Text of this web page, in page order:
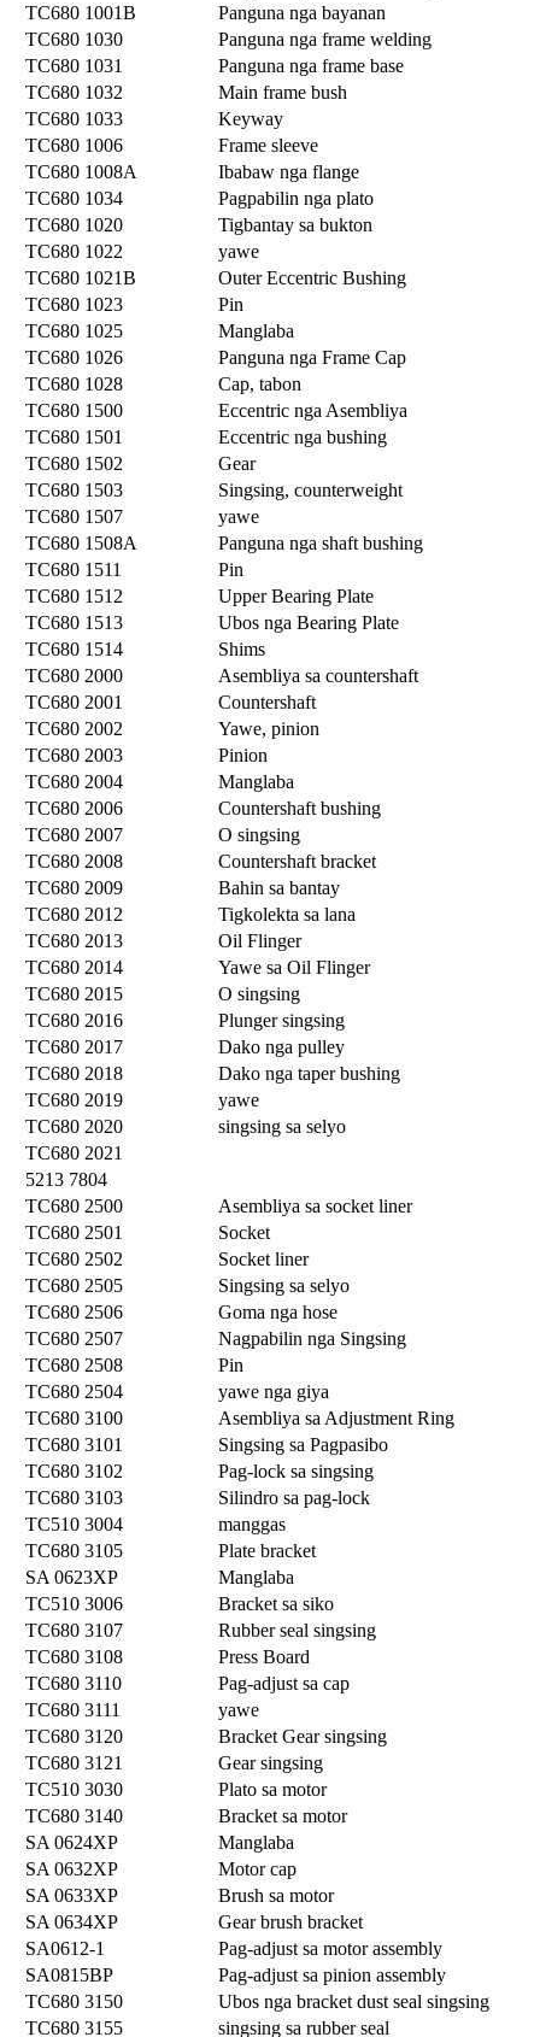
TC680 1001B
Panguna nga bayanan
TC680 1030
Panguna nga frame welding
TC680 1031
Panguna nga frame base
TC680 1032
Main frame bush
TC680 1033
Keyway
TC680 1006
Frame sleeve
TC680 1008A
Ibabaw nga flange
TC680 1034
Pagpabilin nga plato
TC680 1020
Tigbantay sa bukton
TC680 1022
yawe
TC680 1021B
Outer Eccentric Bushing
TC680 1023
Pin
TC680 1025
Manglaba
TC680 1026
Panguna nga Frame Cap
TC680 1028
Cap, tabon
TC680 1500
Eccentric nga Asembliya
TC680 1501
Eccentric nga bushing
TC680 1502
Gear
TC680 1503
Singsing, counterweight
TC680 1507
yawe
TC680 1508A
Panguna nga shaft bushing
TC680 1511
Pin
TC680 1512
Upper Bearing Plate
TC680 1513
Ubos nga Bearing Plate
TC680 1514
Shims
TC680 2000
Asembliya sa countershaft
TC680 2001
Countershaft
TC680 2002
Yawe, pinion
TC680 2003
Pinion
TC680 2004
Manglaba
TC680 2006
Countershaft bushing
TC680 2007
O singsing
TC680 2008
Countershaft bracket
TC680 2009
Bahin sa bantay
TC680 2012
Tigkolekta sa lana
TC680 2013
Oil Flinger
TC680 2014
Yawe sa Oil Flinger
TC680 2015
O singsing
TC680 2016
Plunger singsing
TC680 2017
Dako nga pulley
TC680 2018
Dako nga taper bushing
TC680 2019
yawe
TC680 2020
singsing sa selyo
TC680 2021
5213 7804
TC680 2500
Asembliya sa socket liner
TC680 2501
Socket
TC680 2502
Socket liner
TC680 2505
Singsing sa selyo
TC680 2506
Goma nga hose
TC680 2507
Nagpabilin nga Singsing
TC680 2508
Pin
TC680 2504
yawe nga giya
TC680 3100
Asembliya sa Adjustment Ring
TC680 3101
Singsing sa Pagpasibo
TC680 3102
Pag-lock sa singsing
TC680 3103
Silindro sa pag-lock
TC510 3004
manggas
TC680 3105
Plate bracket
SA 0623XP
Manglaba
TC510 3006
Bracket sa siko
TC680 3107
Rubber seal singsing
TC680 3108
Press Board
TC680 3110
Pag-adjust sa cap
TC680 3111
yawe
TC680 3120
Bracket Gear singsing
TC680 3121
Gear singsing
TC510 3030
Plato sa motor
TC680 3140
Bracket sa motor
SA 0624XP
Manglaba
SA 0632XP
Motor cap
SA 0633XP
Brush sa motor
SA 0634XP
Gear brush bracket
SA0612-1
Pag-adjust sa motor assembly
SA0815BP
Pag-adjust sa pinion assembly
TC680 3150
Ubos nga bracket dust seal singsing
TC680 3155
singsing sa rubber seal